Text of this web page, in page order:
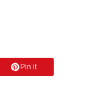
Pin it